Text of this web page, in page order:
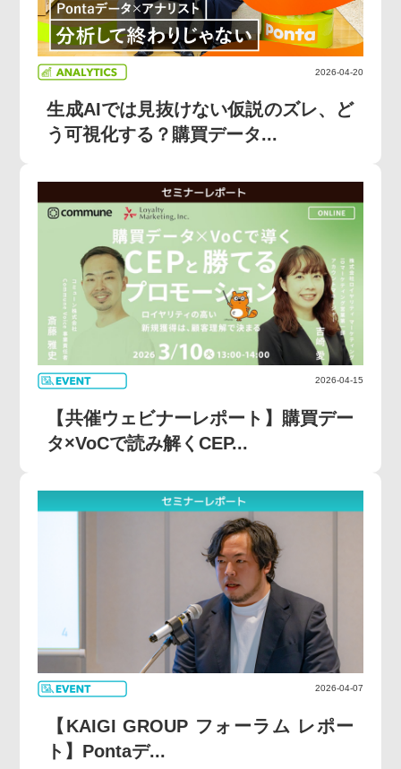
2026-04-20
生成AIでは見抜けない仮説のズレ、ど
う可視化する？購買データ...
2026-04-15
【共催ウェビナーレポート】購買デー
タ×VoCで読み解くCEP...
2026-04-07
【KAIGI GROUP フォーラム レポー
ト】Pontaデ...